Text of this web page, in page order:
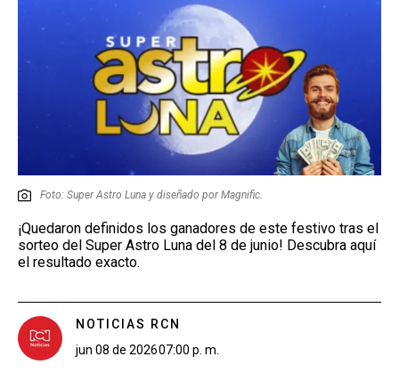
Foto: Super Astro Luna y diseñado por Magnific.
¡Quedaron definidos los ganadores de este festivo tras el
sorteo del Super Astro Luna del 8 de junio! Descubra aquí
el resultado exacto.
NOTICIAS RCN
jun 08 de 202607:00 p. m.